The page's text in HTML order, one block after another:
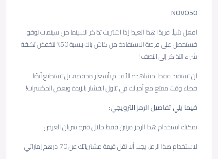
NOVO50
افعل شيئًا فريدًا هذا العيد! إذا اشتريت تذاكر السينما من سينمات نوفو،
فستحصل على فرصة الاستفادة من كاش باك بنسبة 50% لتخفض تكلفة
شراء التذاكر إلى النصف!
لن تستفيد فقط بمشاهدة الأفلام بأسعار مخفضة، بل تستطيع أيضًا
قضاء وقت ممتع مع أحبائك في تناول الفشار بالزبدة وبعض المكسرات!
فيما يلي تفاصيل الرمز الترويجي:
يمكنك استخدام هذا الرمز مرتين فقط خلال فترة سريان العرض
لاستخدام هذا الرمز، يجب ألا تقل قيمة مشترياتك عن 70 درهم إماراتي